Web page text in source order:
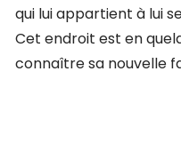
qui lui appartient à lui
Cet endroit est en
connaître sa nouvelle